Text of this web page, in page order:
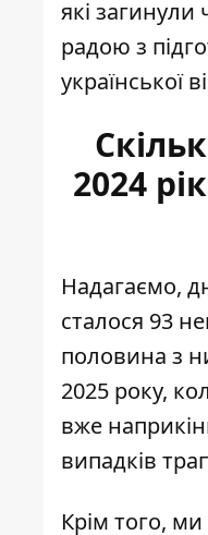
які
радою з
української
2024
Надагаємо,
сталося 93
половина з
2025 року,
вже
випадків
Крім того,